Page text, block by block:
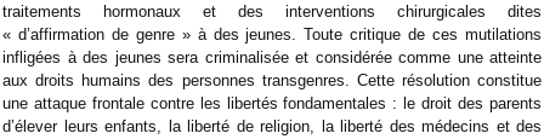
traitements hormonaux et des interventions chirurgicales dites
« d’affirmation de genre » à des jeunes. Toute critique de ces mutilations
infligées à des jeunes sera criminalisée et considérée comme une atteinte
aux droits humains des personnes transgenres. Cette résolution constitue
une attaque frontale contre les libertés fondamentales : le droit des parents
d’élever leurs enfants, la liberté de religion, la liberté des médecins et des